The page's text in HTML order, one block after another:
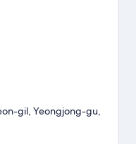
gil, Yeongjong-gu,